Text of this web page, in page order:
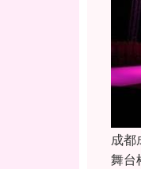
成都
舞台